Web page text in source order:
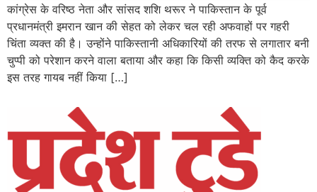
कांग्रेस के वरिष्ठ नेता और सांसद शशि थरूर ने पाकिस्तान के पूर्व
प्रधानमंत्री इमरान खान की सेहत को लेकर चल रही अफवाहों पर गहरी
चिंता व्यक्त की है। उन्होंने पाकिस्तानी अधिकारियों की तरफ से लगातार बनी
चुप्पी को परेशान करने वाला बताया और कहा कि किसी व्यक्ति को कैद करके
इस तरह गायब नहीं किया […]